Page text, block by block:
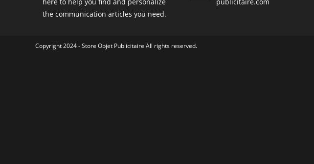
here to help you find and personalize
the communication articles you need.
Copyright 2024 - Store Objet Publicitaire All rights reserved.